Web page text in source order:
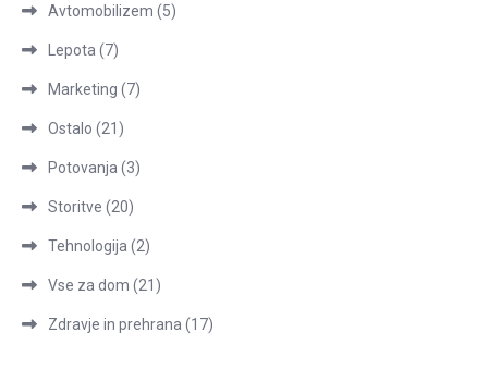
Avtomobilizem (5)
Lepota (7)
Marketing (7)
Ostalo (21)
Potovanja (3)
Storitve (20)
Tehnologija (2)
Vse za dom (21)
Zdravje in prehrana (17)